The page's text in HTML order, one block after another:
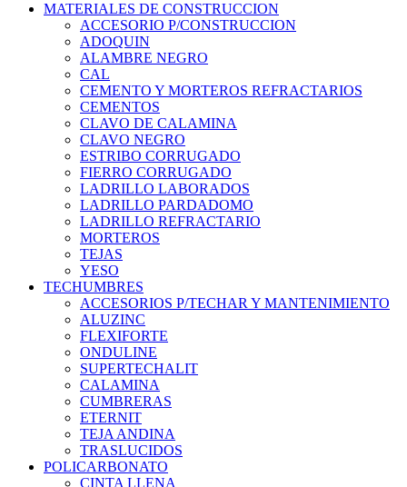
MATERIALES DE CONSTRUCCION
ACCESORIO P/CONSTRUCCION
ADOQUIN
ALAMBRE NEGRO
CAL
CEMENTO Y MORTEROS REFRACTARIOS
CEMENTOS
CLAVO DE CALAMINA
CLAVO NEGRO
ESTRIBO CORRUGADO
FIERRO CORRUGADO
LADRILLO LABORADOS
LADRILLO PARDADOMO
LADRILLO REFRACTARIO
MORTEROS
TEJAS
YESO
TECHUMBRES
ACCESORIOS P/TECHAR Y MANTENIMIENTO
ALUZINC
FLEXIFORTE
ONDULINE
SUPERTECHALIT
CALAMINA
CUMBRERAS
ETERNIT
TEJA ANDINA
TRASLUCIDOS
POLICARBONATO
CINTA LLENA